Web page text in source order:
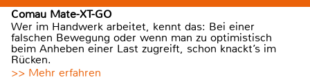
Comau Mate-XT-GO
Wer im Handwerk arbeitet, kennt das: Bei einer
falschen Bewegung oder wenn man zu optimistisch
beim Anheben einer Last zugreift, schon knackt’s im
Rücken.
>> Mehr erfahren